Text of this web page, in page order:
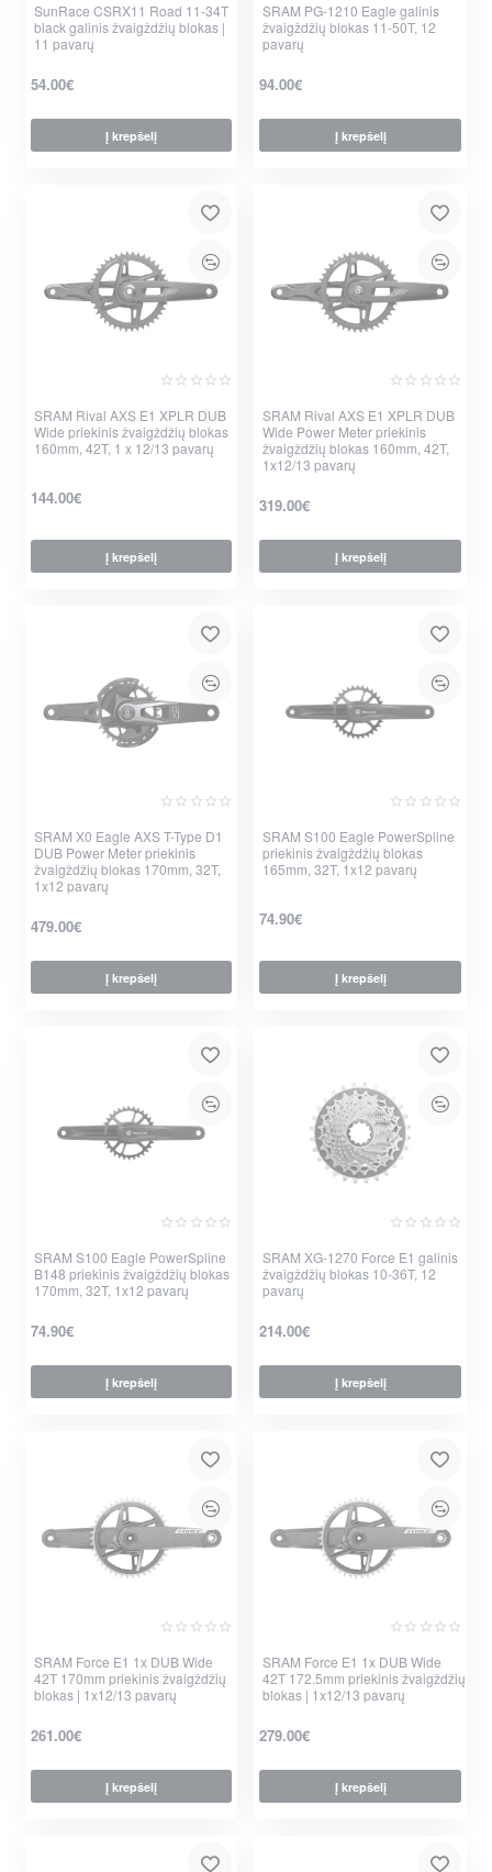
SunRace CSRX11 Road 11-34T
black galinis žvaigždžių blokas |
11 pavarų
54.00€
Į krepšelį
Nauja
SRAM PG-1210 Eagle galinis
žvaigždžių blokas 11-50T, 12
pavarų
94.00€
Į krepšelį
Nauja
SRAM Rival AXS E1 XPLR DUB
Wide priekinis žvaigždžių blokas
160mm, 42T, 1 x 12/13 pavarų
144.00€
Į krepšelį
Nauja
SRAM Rival AXS E1 XPLR DUB
Wide Power Meter priekinis
žvaigždžių blokas 160mm, 42T,
1x12/13 pavarų
319.00€
Į krepšelį
Nauja
SRAM X0 Eagle AXS T-Type D1
DUB Power Meter priekinis
žvaigždžių blokas 170mm, 32T,
1x12 pavarų
479.00€
Į krepšelį
Nauja
SRAM S100 Eagle PowerSpline
priekinis žvaigždžių blokas
165mm, 32T, 1x12 pavarų
74.90€
Į krepšelį
Nauja
SRAM S100 Eagle PowerSpline
B148 priekinis žvaigždžių blokas
170mm, 32T, 1x12 pavarų
74.90€
Į krepšelį
Nauja
SRAM XG-1270 Force E1 galinis
žvaigždžių blokas 10-36T, 12
pavarų
214.00€
Į krepšelį
SRAM Force E1 1x DUB Wide
42T 170mm priekinis žvaigždžių
blokas | 1x12/13 pavarų
261.00€
Į krepšelį
SRAM Force E1 1x DUB Wide
42T 172.5mm priekinis žvaigždžių
blokas | 1x12/13 pavarų
279.00€
Į krepšelį